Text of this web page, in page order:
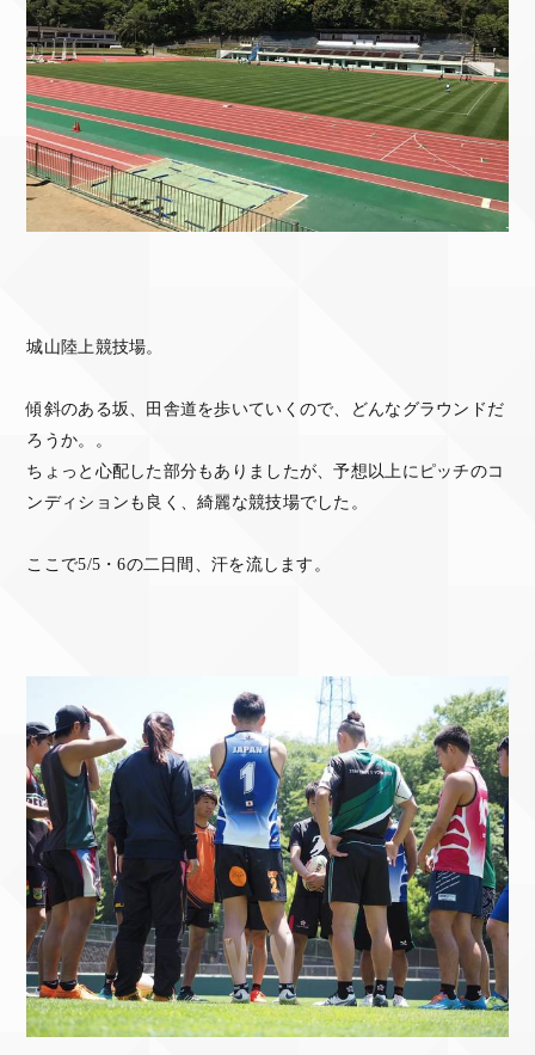
城山陸上競技場。
傾斜のある坂、田舎道を歩いていくので、どんなグラウンドだ
ろうか。。
ちょっと心配した部分もありましたが、予想以上にピッチのコ
ンディションも良く、綺麗な競技場でした。
ここで5/5・6の二日間、汗を流します。